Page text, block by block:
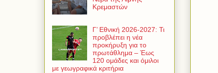
Κρεμαστών
Γ’ Εθνική 2026-2027: Τι
προβλέπει η νέα
προκήρυξη για το
πρωτάθλημα – Έως
120 ομάδες και όμιλοι
με γεωγραφικά κριτήρια